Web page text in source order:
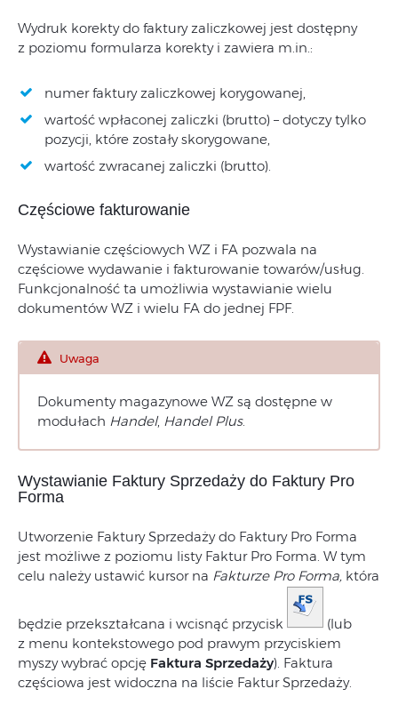
Wydruk korekty do faktury zaliczkowej jest dostępny
z poziomu formularza korekty i zawiera m.in.:
numer faktury zaliczkowej korygowanej,
wartość wpłaconej zaliczki (brutto) – dotyczy tylko
pozycji, które zostały skorygowane,
wartość zwracanej zaliczki (brutto).
Częściowe fakturowanie
Wystawianie częściowych WZ i FA pozwala na
częściowe wydawanie i fakturowanie towarów/usług.
Funkcjonalność ta umożliwia wystawianie wielu
dokumentów WZ i wielu FA do jednej FPF.
Uwaga
Dokumenty magazynowe WZ są dostępne w
modułach Handel, Handel Plus.
Wystawianie Faktury Sprzedaży do Faktury Pro
Forma
Utworzenie Faktury Sprzedaży do Faktury Pro Forma
jest możliwe z poziomu listy Faktur Pro Forma. W tym
celu należy ustawić kursor na Fakturze Pro Forma, która
będzie przekształcana i wcisnąć przycisk
(lub
z menu kontekstowego pod prawym przyciskiem
myszy wybrać opcję Faktura Sprzedaży). Faktura
częściowa jest widoczna na liście Faktur Sprzedaży.